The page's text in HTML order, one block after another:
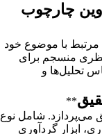
چارچوب
مرتبط با موضوع خود
منسجم برای
تحلیل‌ها و
**
می‌پردازد. شامل نوع
ابزار گردآوری